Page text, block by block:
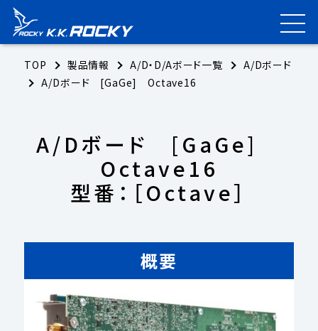
TOP 製品情報 A/D・D/Aボード一覧
A/Dボード
A/Dボード [GaGe] Octave16
A/Dボード [GaGe]
Octave16
型番：［Octave］
概要